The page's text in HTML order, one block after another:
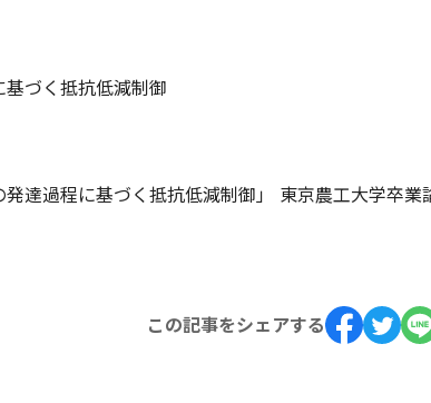
づく抵抗低減制御
達過程に基づく抵抗低減制御」 東京農工大学卒業
この記事をシェアする